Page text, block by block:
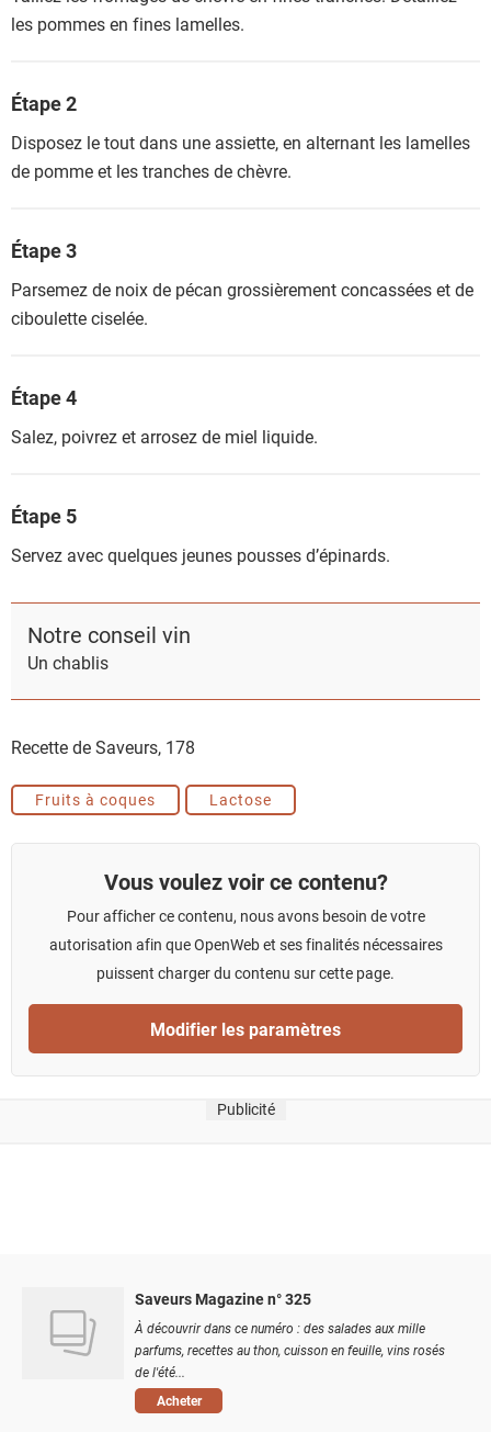
les pommes en fines lamelles.
Étape 2
Disposez le tout dans une assiette, en alternant les lamelles
de pomme et les tranches de chèvre.
Étape 3
Parsemez de noix de pécan grossièrement concassées et de
ciboulette ciselée.
Étape 4
Salez, poivrez et arrosez de miel liquide.
Étape 5
Servez avec quelques jeunes pousses d’épinards.
Notre conseil vin
Un chablis
Recette de Saveurs, 178
Fruits à coques Lactose
Vous voulez voir ce contenu?
Pour afficher ce contenu, nous avons besoin de votre
autorisation afin que OpenWeb et ses finalités nécessaires
puissent charger du contenu sur cette page.
Modifier les paramètres
Publicité
Saveurs Magazine n° 325
À découvrir dans ce numéro : des salades aux mille
parfums, recettes au thon, cuisson en feuille, vins rosés
de l'été...
Acheter